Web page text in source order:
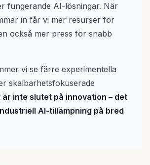
fungerande AI-lösningar. När
in får vi mer resurser för
också mer press för snabb
vi se färre experimentella
skalbarhetsfokuserade
är inte slutet på innovation – det
AI-tillämpning på bred